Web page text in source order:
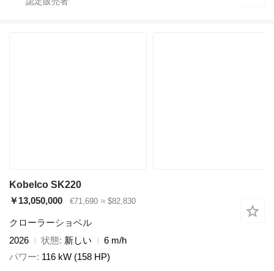
Kobelco SK220
￥13,050,000
€71,690 ≈ $82,830
クローラーショベル
2026
状態 新しい
6 m/h
パワー 116 kW (158 HP)